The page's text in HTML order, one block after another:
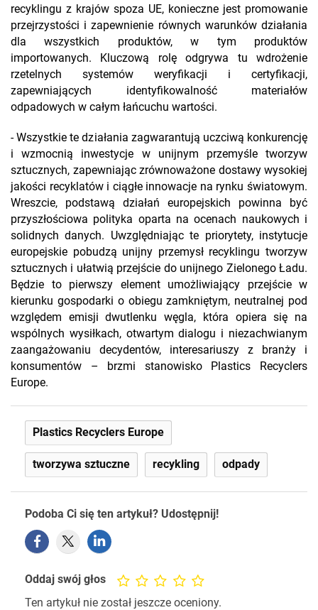
recyklingu z krajów spoza UE, konieczne jest promowanie
przejrzystości i zapewnienie równych warunków działania
dla wszystkich produktów, w tym produktów
importowanych. Kluczową rolę odgrywa tu wdrożenie
rzetelnych systemów weryfikacji i certyfikacji,
zapewniających identyfikowalność materiałów
odpadowych w całym łańcuchu wartości.
- Wszystkie te działania zagwarantują uczciwą konkurencję
i wzmocnią inwestycje w unijnym przemyśle tworzyw
sztucznych, zapewniając zrównoważone dostawy wysokiej
jakości recyklatów i ciągłe innowacje na rynku światowym.
Wreszcie, podstawą działań europejskich powinna być
przyszłościowa polityka oparta na ocenach naukowych i
solidnych danych. Uwzględniając te priorytety, instytucje
europejskie pobudzą unijny przemysł recyklingu tworzyw
sztucznych i ułatwią przejście do unijnego Zielonego Ładu.
Będzie to pierwszy element umożliwiający przejście w
kierunku gospodarki o obiegu zamkniętym, neutralnej pod
względem emisji dwutlenku węgla, która opiera się na
wspólnych wysiłkach, otwartym dialogu i niezachwianym
zaangażowaniu decydentów, interesariuszy z branży i
konsumentów – brzmi stanowisko Plastics Recyclers
Europe.
Plastics Recyclers Europe
tworzywa sztuczne recykling odpady
Podoba Ci się ten artykuł? Udostępnij!
Oddaj swój głos
Ten artykuł nie został jeszcze oceniony.